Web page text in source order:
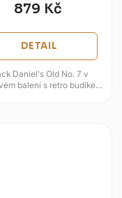
879 Kč
DETAIL
Daniel's Old No. 7 v
balení s retro budíkem